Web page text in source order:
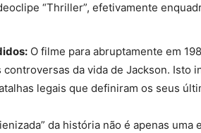
“Thriller”, efetivamente
O filme para abruptamente em
controversas da vida de Jackson. Isto
legais que definiram os seus
da história não é apenas